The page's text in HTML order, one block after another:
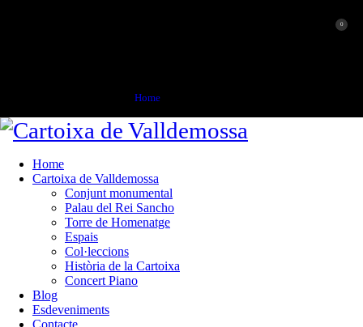
0
Home
Home
Cartoixa de Valldemossa
Conjunt monumental
Palau del Rei Sancho
Torre de Homenatge
Espais
Col·leccions
Història de la Cartoixa
Concert Piano
Blog
Esdeveniments
Contacte